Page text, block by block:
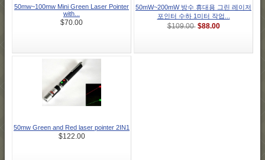
50mw~100mw Mini Green Laser Pointer
with...
$70.00
50mW~200mW 방수 휴대용 그린 레이저
포인터 수하 1미터 작업...
$109.00 $88.00
50mw Green and Red laser pointer 2IN1
$122.00